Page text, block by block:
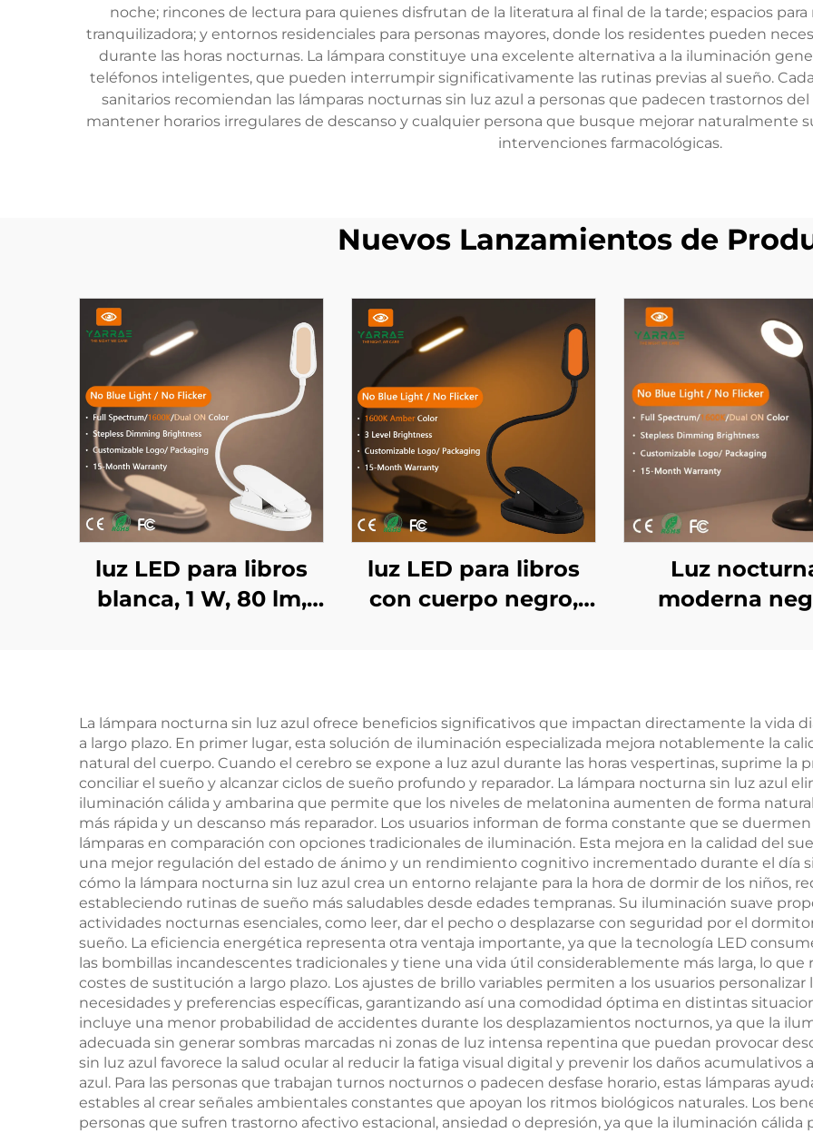
noche; rincones de lectura para quienes disfrutan de la literatura al final de la tarde; espacios
tranquilizadora; y entornos residenciales para personas mayores, donde los residentes pueden
durante las horas nocturnas. La lámpara constituye una excelente alternativa a la iluminación
teléfonos inteligentes, que pueden interrumpir significativamente las rutinas previas al sueño.
sanitarios recomiendan las lámparas nocturnas sin luz azul a personas que padecen trastornos
mantener horarios irregulares de descanso y cualquier persona que busque mejorar naturalmente
intervenciones farmacológicas.
Nuevos Lanzamientos de
luz LED para libros
blanca, 1 W, 80 lm,
parpadeo
luz LED para libros
con cuerpo negro,
Luz
moderna
espectro
4000K,
inteligente
memoria,
1800 mAh y 18
de duración
La lámpara nocturna sin luz azul ofrece beneficios significativos que impactan directamente la vida
a largo plazo. En primer lugar, esta solución de iluminación especializada mejora notablemente la
natural del cuerpo. Cuando el cerebro se expone a luz azul durante las horas vespertinas, suprime
conciliar el sueño y alcanzar ciclos de sueño profundo y reparador. La lámpara nocturna sin luz azul
iluminación cálida y ambarina que permite que los niveles de melatonina aumenten de forma
más rápida y un descanso más reparador. Los usuarios informan de forma constante que se
lámparas en comparación con opciones tradicionales de iluminación. Esta mejora en la calidad del
una mejor regulación del estado de ánimo y un rendimiento cognitivo incrementado durante el día
cómo la lámpara nocturna sin luz azul crea un entorno relajante para la hora de dormir de los niños,
estableciendo rutinas de sueño más saludables desde edades tempranas. Su iluminación suave
actividades nocturnas esenciales, como leer, dar el pecho o desplazarse con seguridad por el
sueño. La eficiencia energética representa otra ventaja importante, ya que la tecnología LED
las bombillas incandescentes tradicionales y tiene una vida útil considerablemente más larga, lo
costes de sustitución a largo plazo. Los ajustes de brillo variables permiten a los usuarios
necesidades y preferencias específicas, garantizando así una comodidad óptima en distintas
incluye una menor probabilidad de accidentes durante los desplazamientos nocturnos, ya que la
adecuada sin generar sombras marcadas ni zonas de luz intensa repentina que puedan provocar
sin luz azul favorece la salud ocular al reducir la fatiga visual digital y prevenir los daños acumulativos
azul. Para las personas que trabajan turnos nocturnos o padecen desfase horario, estas lámparas
estables al crear señales ambientales constantes que apoyan los ritmos biológicos naturales. Los
personas que sufren trastorno afectivo estacional, ansiedad o depresión, ya que la iluminación cálida